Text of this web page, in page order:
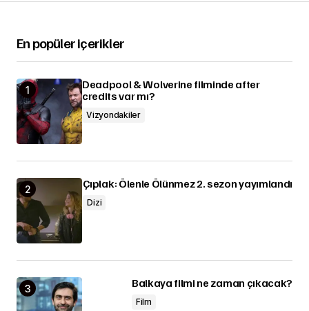
En popüler içerikler
Deadpool & Wolverine filminde after
credits var mı?
Vizyondakiler
Çıplak: Ölenle Ölünmez 2. sezon yayımlandı
Dizi
Balkaya filmi ne zaman çıkacak?
Film